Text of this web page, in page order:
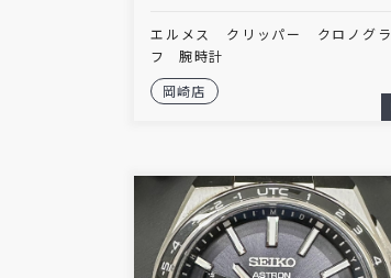
エルメス クリッパー クロノグラ
フ 腕時計
岡崎店